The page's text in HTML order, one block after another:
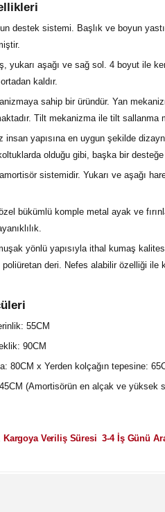
destek sistemi. Başlık ve boyun
yukarı aşağı ve sağ sol. 4 boyut ile
ortadan kaldır.
sahip bir üründür. Yan
Tilt mekanizma ile tilt sallanma
insan yapısına en uygun şekilde
olduğu gibi, başka bir
sistemidir. Yukarı ve aşağı
bükümlü komple metal ayak ve
yönlü yapısıyla ithal kumaş
poliüretan deri. Nefes alabilir özelliği
55CM
90CM
80CM x Yerden kolçağın tepesine:
(Amortisörün en alçak ve yüksek
Kargoya Veriliş Süresi 3-4 İş Günü